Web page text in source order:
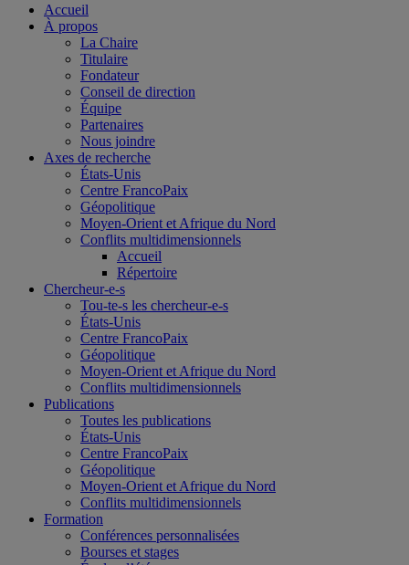
Accueil
À propos
La Chaire
Titulaire
Fondateur
Conseil de direction
Équipe
Partenaires
Nous joindre
Axes de recherche
États-Unis
Centre FrancoPaix
Géopolitique
Moyen-Orient et Afrique du Nord
Conflits multidimensionnels
Accueil
Répertoire
Chercheur-e-s
Tou-te-s les chercheur-e-s
États-Unis
Centre FrancoPaix
Géopolitique
Moyen-Orient et Afrique du Nord
Conflits multidimensionnels
Publications
Toutes les publications
États-Unis
Centre FrancoPaix
Géopolitique
Moyen-Orient et Afrique du Nord
Conflits multidimensionnels
Formation
Conférences personnalisées
Bourses et stages